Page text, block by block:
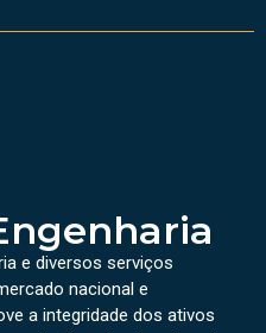
e diversos serviços
nacional e
a integridade dos ativos